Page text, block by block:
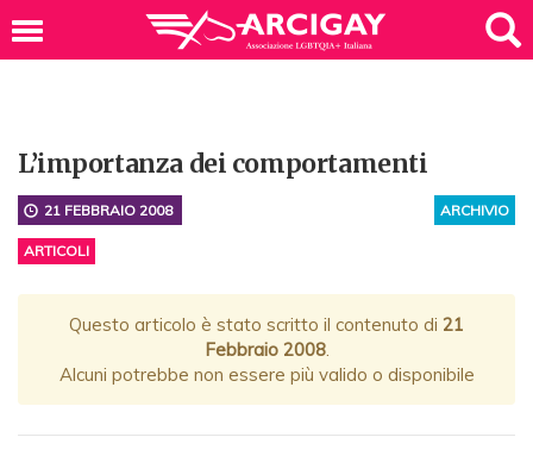
L’importanza dei comportamenti
ARCHIVIO
21 FEBBRAIO 2008
ARTICOLI
Questo articolo è stato scritto il contenuto di 21
Febbraio 2008.
Alcuni potrebbe non essere più valido o disponibile